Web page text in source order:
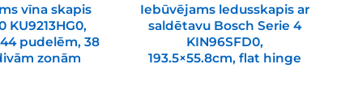
vīna skapis
KU9213HG0,
pudelēm, 38
zonām
Iebūvējams ledusskapis ar
saldētavu Bosch Serie 4
KIN96SFD0,
193.5×55.8cm, flat hinge